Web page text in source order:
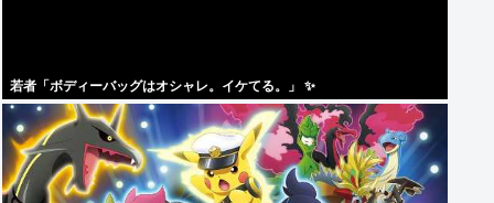
若者「ボディーバッグはオシャレ。イケてる。」 ✨